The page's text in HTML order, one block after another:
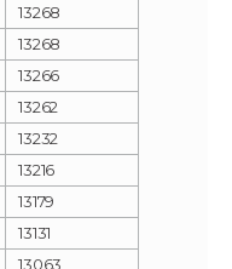
13268
13268
13266
13262
13232
13216
13179
13131
13063